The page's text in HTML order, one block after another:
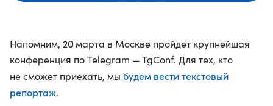
Напомним, 20 марта в Москве пройдет крупнейшая
конференция по Telegram — TgConf. Для тех, кто
не сможет приехать, мы будем вести текстовый
репортаж.